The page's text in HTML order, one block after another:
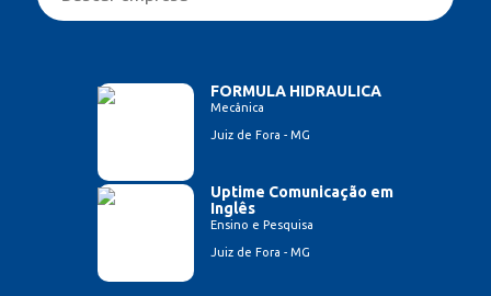
FORMULA HIDRAULICA
Mecânica
Juiz de Fora - MG
Uptime Comunicação em
Inglês
Ensino e Pesquisa
Juiz de Fora - MG